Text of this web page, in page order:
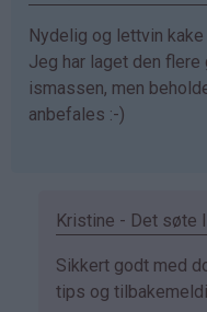
bekreftet)
Nydelig og lettvin kake
Jeg har laget den flere
ismassen, men
anbefales :-)
Kristine - Det søte
Som
svar
Sikkert godt med
tips og